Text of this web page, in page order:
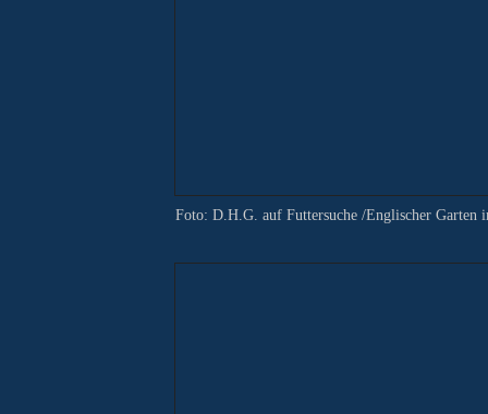
Foto: D.H.G. auf Futtersuche /Englischer Garten